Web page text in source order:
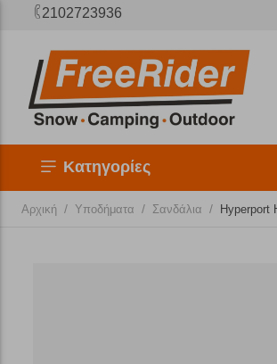
2102723936
Κατηγορίες
Αρχική / Υποδήματα / Σανδάλια / Hyperport